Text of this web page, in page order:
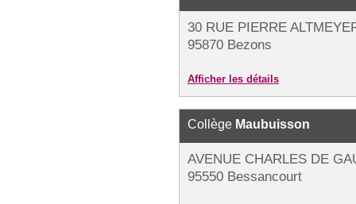
30 RUE PIERRE
95870 Bezons
Afficher les détails
Collège Maubuisson
AVENUE CHARLES DE
95550 Bessancourt